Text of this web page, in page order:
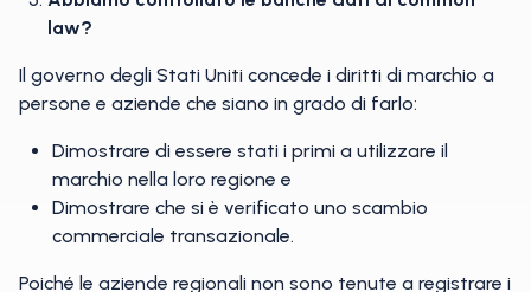
law?
Il governo degli Stati Uniti concede i diritti di marchio a
persone e aziende che siano in grado di farlo:
Dimostrare di essere stati i primi a utilizzare il
marchio nella loro regione e
Dimostrare che si è verificato uno scambio
commerciale transazionale.
Poiché le aziende regionali non sono tenute a registrare i